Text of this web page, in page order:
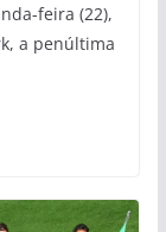
feira (22),
a penúltima